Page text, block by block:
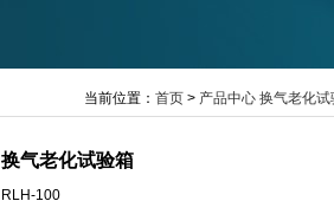
当前位置： 首页 > 产品中心 换气老化试
换气老化试验箱
RLH-100